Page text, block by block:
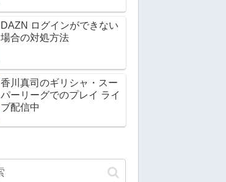
DAZN ログインができない
場合の対処方法
香川真司のギリシャ・スー
パーリーグでのプレイ ライ
ブ配信中